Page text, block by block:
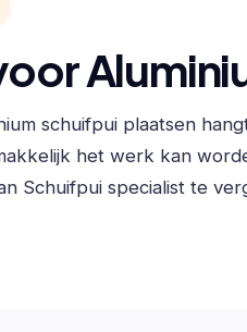
schuifpui plaatsen
het werk kan
Schuifpui specialist te